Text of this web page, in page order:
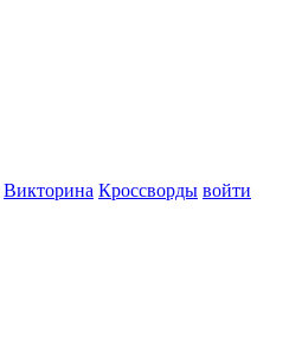
Викторина Кроссворды войти